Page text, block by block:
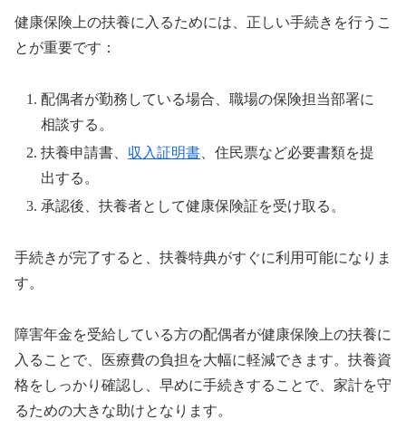
健康保険上の扶養に入るためには、正しい手続きを行うこ
とが重要です：
配偶者が勤務している場合、職場の保険担当部署に
相談する。
扶養申請書、 収入証明書 、住民票など必要書類を提
出する。
承認後、扶養者として健康保険証を受け取る。
手続きが完了すると、扶養特典がすぐに利用可能になりま
す。
障害年金を受給している方の配偶者が健康保険上の扶養に
入ることで、医療費の負担を大幅に軽減できます。扶養資
格をしっかり確認し、早めに手続きすることで、家計を守
るための大きな助けとなります。